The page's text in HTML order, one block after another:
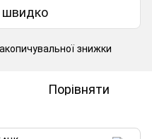
знижки
Порівняти